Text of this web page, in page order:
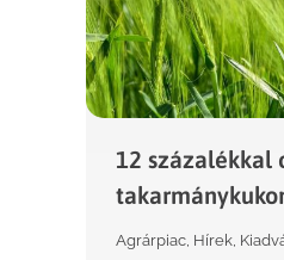
12 százalékkal
Agrárpiac, Hírek,